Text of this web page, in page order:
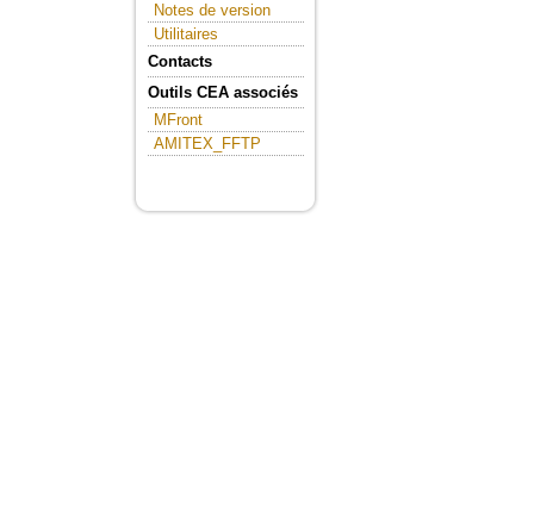
Notes de version
Utilitaires
Contacts
Outils CEA associés
MFront
AMITEX_FFTP